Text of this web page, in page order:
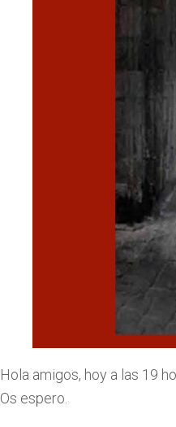
Hola amigos, hoy a las 19
Os espero.